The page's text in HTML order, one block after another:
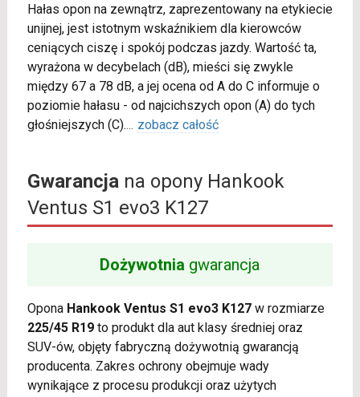
Hałas opon na zewnątrz, zaprezentowany na etykiecie
unijnej, jest istotnym wskaźnikiem dla kierowców
ceniących ciszę i spokój podczas jazdy. Wartość ta,
wyrażona w decybelach (dB), mieści się zwykle
między 67 a 78 dB, a jej ocena od A do C informuje o
poziomie hałasu - od najcichszych opon (A) do tych
głośniejszych (C).... zobacz całość
Gwarancjana opony Hankook
Ventus S1 evo3 K127
Dożywotnia gwarancja
Opona Hankook Ventus S1 evo3 K127w rozmiarze
225/45 R19to produkt dla aut klasy średniej oraz
SUV-ów, objęty fabryczną dożywotnią gwarancją
producenta. Zakres ochrony obejmuje wady
wynikające z procesu produkcji oraz użytych